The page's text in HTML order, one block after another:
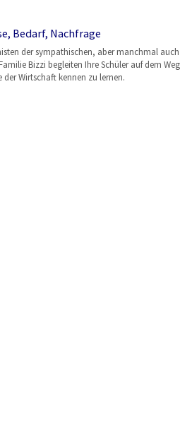
Bedarf, Nachfrage
der sympathischen, aber manchmal
Bizzi begleiten Ihre Schüler auf dem
der Wirtschaft kennen zu lernen.